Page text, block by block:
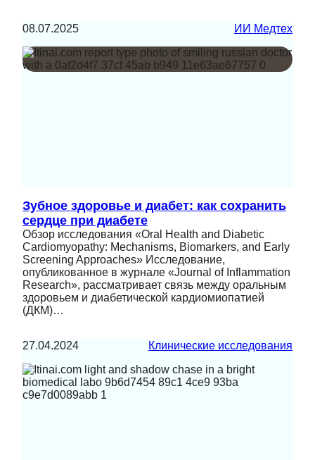
08.07.2025 ИИ Медтех
Зубное здоровье и диабет: как сохранить
сердце при диабете
Обзор исследования «Oral Health and Diabetic
Cardiomyopathy: Mechanisms, Biomarkers, and Early
Screening Approaches» Исследование,
опубликованное в журнале «Journal of Inflammation
Research», рассматривает связь между оральным
здоровьем и диабетической кардиомиопатией
(ДКМ)…
27.04.2024 Клинические исследования